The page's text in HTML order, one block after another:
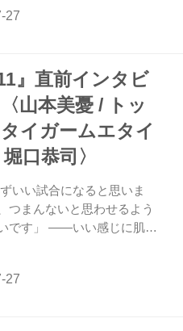
極的に前に出てボクシング
合に出て2勝しています
ですね。私は日本に愛情を
ブラジル代表として日本で
オンになりたいです。 ――
ージをお願いします。 トム
憧れていて、いつか出帳し
ていまし...
』直前インタビ
山本美憂 / トッ
イガームエタイ
口恭司〉
いい試合になると思いま
つまんないと思わせるよう
です」 ――いい感じに肌が
。 ――グアムではどんな練
ですか? 山本 今回初めてグ